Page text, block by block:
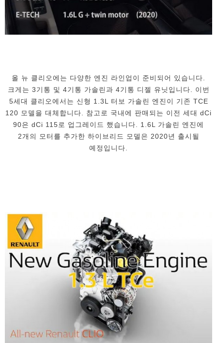
올 뉴 클리오에는 다양한 엔진 라인업이 준비되어 있습니다.
크게는 3기통 및 4기통 가솔린과 4기통 디젤 유닛입니다. 이번
5세대 클리오에서는 신형 1.3L 터보 가솔린 엔진이 기존 TCE
120 모델을 대체합니다. 참고로 국내에 판매되는 이전 세대 dCi
90은 dCi 115로 업그레이드 했습니다. 1.6L 가솔린 엔진에
2개의 모터를 추가한 하이브리드 모델은 2020년 출시될
예정입니다.